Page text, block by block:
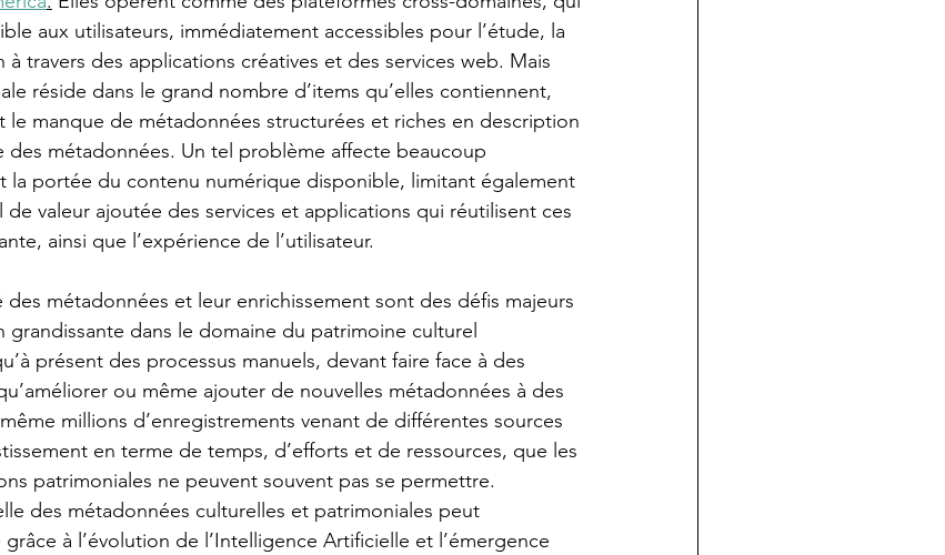
aux utilisateurs, immédiatement accessibles pour l’étude, la
travers des applications créatives et des services web. Mais
réside dans le grand nombre d’items qu’elles contiennent,
le manque de métadonnées structurées et riches en description
des métadonnées. Un tel problème affecte beaucoup
la portée du contenu numérique disponible, limitant également
de valeur ajoutée des services et applications qui réutilisent ces
ainsi que l’expérience de l’utilisateur.
des métadonnées et leur enrichissement sont des défis majeurs
dans le domaine du patrimoine culturel
présent des processus manuels, devant faire face à des
ou même ajouter de nouvelles métadonnées à des
millions d’enregistrements venant de différentes sources
en terme de temps, d’efforts et de ressources, que les
patrimoniales ne peuvent souvent pas se permettre.
des métadonnées culturelles et patrimoniales peut
à l’évolution de l’Intelligence Artificielle et l’émergence